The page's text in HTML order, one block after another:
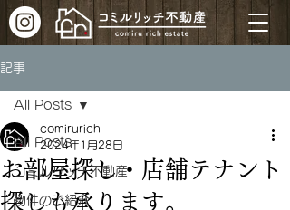
記事
All Posts
コミルリッチ不動産
物件のご紹介
All Posts
お部屋探し・店舗テナント
探しも承ります。
comirurich
2024年1月28日